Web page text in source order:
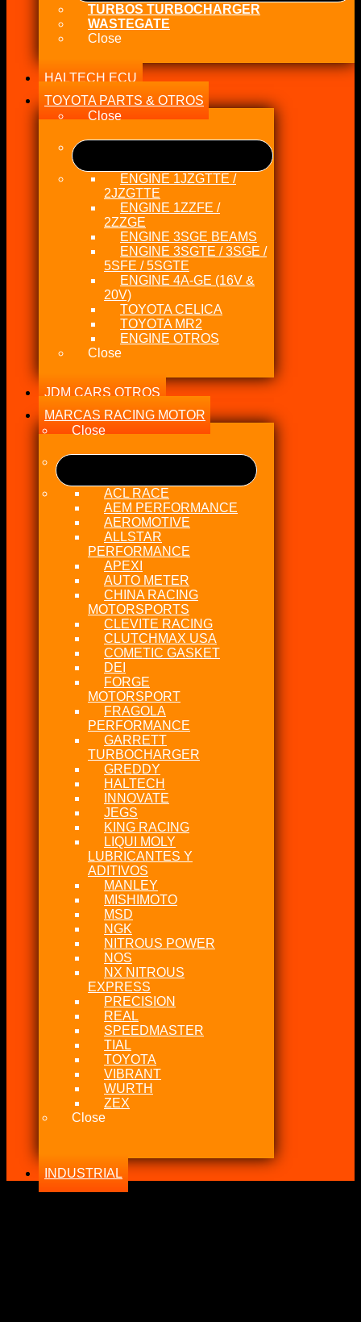
TURBOS TURBOCHARGER
WASTEGATE
Close
HALTECH ECU
TOYOTA PARTS & OTROS
Close
ENGINE 1JZGTTE /
2JZGTTE
ENGINE 1ZZFE /
2ZZGE
ENGINE 3SGE BEAMS
ENGINE 3SGTE / 3SGE /
5SFE / 5SGTE
ENGINE 4A-GE (16V &
20V)
TOYOTA CELICA
TOYOTA MR2
ENGINE OTROS
Close
JDM CARS OTROS
MARCAS RACING MOTOR
Close
ACL RACE
AEM PERFORMANCE
AEROMOTIVE
ALLSTAR
PERFORMANCE
APEXI
AUTO METER
CHINA RACING
MOTORSPORTS
CLEVITE RACING
CLUTCHMAX USA
COMETIC GASKET
DEI
FORGE
MOTORSPORT
FRAGOLA
PERFORMANCE
GARRETT
TURBOCHARGER
GREDDY
HALTECH
INNOVATE
JEGS
KING RACING
LIQUI MOLY
LUBRICANTES Y
ADITIVOS
MANLEY
MISHIMOTO
MSD
NGK
NITROUS POWER
NOS
NX NITROUS
EXPRESS
PRECISION
REAL
SPEEDMASTER
TIAL
TOYOTA
VIBRANT
WURTH
ZEX
Close
INDUSTRIAL